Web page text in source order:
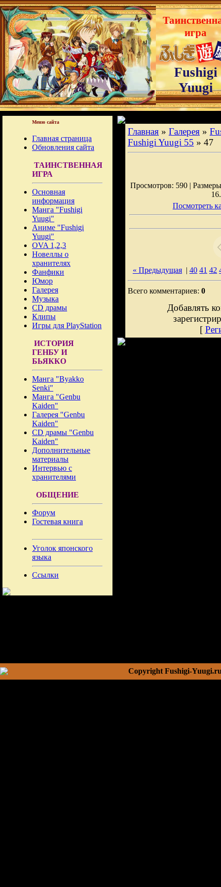
игра
Fushigi
Yuugi
Меню сайта
Главная страница
Обновления сайта
ТАИНСТВЕННАЯ
ИГРА
Основная
информация
Манга "Fushigi
Yuugi"
Аниме "Fushigi
Yuugi"
OVA 1,2,3
Новеллы о
хранителях
Фанфики
Юмор
Галерея
Музыка
CD драмы
Клипы
Игры для PlayStation
ИСТОРИЯ
ГЕНБУ И
БЬЯККО
Манга "Byakko
Senki"
Манга "Genbu
Kaiden"
Галерея "Genbu
Kaiden"
CD драмы "Genbu
Kaiden"
Дополнительные
материалы
Интервью с
хранителями
ОБЩЕНИЕ
Форум
Гостевая книга
Уголок японского
языка
Ссылки
Главная » Галерея »
Fushigi Yuugi 55 » 47
Просмотров: 590 |
Посмотреть
« Предыдущая | 40 41 42
Всего комментариев: 0
Добавлять
[
Copyright Fushigi-